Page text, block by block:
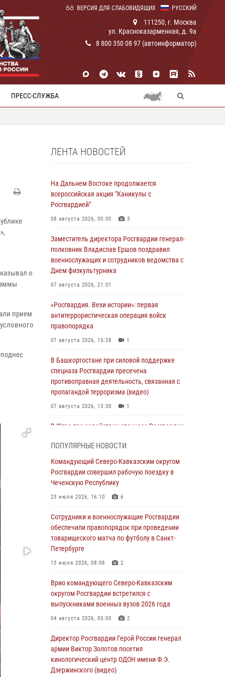
РУССКИЙ
ВЕРСИЯ ДЛЯ СЛАБОВИДЯЩИХ
111250, г. Москва
ул. Красноказарменная, д. 9а
8 800 350 08 97 (автоинформатор)
ПРЕСС-СЛУЖБА
о
прием
ЛЕНТА НОВОСТЕЙ
На Дальнем Востоке продолжается
всероссийская акция "Каникулы с
Росгвардией"
08 августа 2026, 00:00 3
Заместитель директора Росгвардии генерал-
полковник Владислав Ершов поздравил
военнослужащих и сотрудников ведомства с
Днем физкультурника
07 августа 2026, 21:01
«Росгвардия. Вехи истории»: первая
антитеррористическая операция войск
правопорядка
07 августа 2026, 15:28 1
В Башкортостане при силовой поддержке
спецназа Росгвардии пресечена
противоправная деятельность, связанная с
пропагандой терроризма (видео)
07 августа 2026, 13:30 1
В Югре при содействии спецназа Росгвардии
миграционного законодательства
07 августа 2026, 12:54
Тонувшего ребенка спас росгвардеец в
Юные гости из летних лагерей посетили
кинологический центр Росгвардии (видео)
07 августа 2026, 12:20
округу Росгвардии и ветераны военной
контрразведки почтили память Николая
Кузнецова
07 августа 2026, 12:00 4
Ветеран войск правопорядка генерал-майор
Иван Пияшев – герой выпуска «Легенды
армии с Александром Маршалом»
07 августа 2026, 12:00
ПОПУЛЯРНЫЕ НОВОСТИ
Командующий Северо-Кавказским округом
Росгвардии совершил рабочую поездку в
Чеченскую Республику
23 июля 2026, 16:10 6
Сотрудники и военнослужащие Росгвардии
обеспечили правопорядок при проведении
товарищеского матча по футболу в Санкт-
Петербурге
13 июля 2026, 08:08 2
Врио командующего Северо-Кавказским
округом Росгвардии встретился с
выпускниками военных вузов 2026 года
04 августа 2026, 05:00 2
Директор Росгвардии Герой России генерал
армии Виктор Золотов посетил
кинологический центр ОДОН имени Ф.Э.
Дзержинского (видео)